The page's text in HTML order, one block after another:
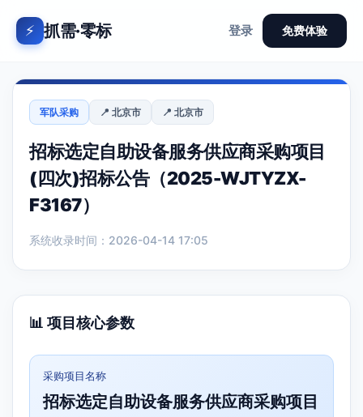
⚡ 抓需·零标 登录 免费体验
军队采购 📍 北京市 📍 北京市
招标选定自助设备服务供应商采购项目
(四次)招标公告（2025-WJTYZX-
F3167）
系统收录时间：2026-04-14 17:05
📊 项目核心参数
采购项目名称
招标选定自助设备服务供应商采购项目